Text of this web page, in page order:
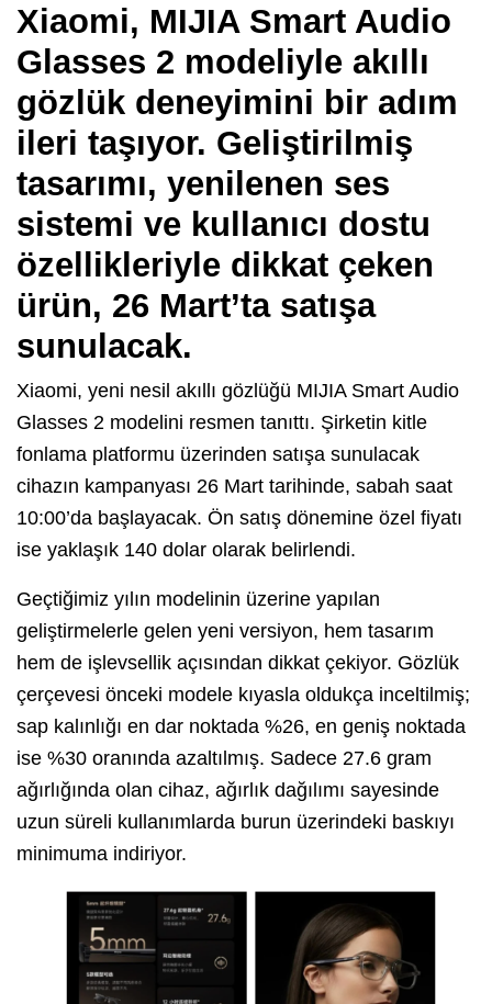
Xiaomi, MIJIA Smart Audio
Glasses 2 modeliyle akıllı
gözlük deneyimini bir adım
ileri taşıyor. Geliştirilmiş
tasarımı, yenilenen ses
sistemi ve kullanıcı dostu
özellikleriyle dikkat çeken
ürün, 26 Mart’ta satışa
sunulacak.
Xiaomi, yeni nesil akıllı gözlüğü MIJIA Smart Audio
Glasses 2 modelini resmen tanıttı. Şirketin kitle
fonlama platformu üzerinden satışa sunulacak
cihazın kampanyası 26 Mart tarihinde, sabah saat
10:00’da başlayacak. Ön satış dönemine özel fiyatı
ise yaklaşık 140 dolar olarak belirlendi.
Geçtiğimiz yılın modelinin üzerine yapılan
geliştirmelerle gelen yeni versiyon, hem tasarım
hem de işlevsellik açısından dikkat çekiyor. Gözlük
çerçevesi önceki modele kıyasla oldukça inceltilmiş;
sap kalınlığı en dar noktada %26, en geniş noktada
ise %30 oranında azaltılmış. Sadece 27.6 gram
ağırlığında olan cihaz, ağırlık dağılımı sayesinde
uzun süreli kullanımlarda burun üzerindeki baskıyı
minimuma indiriyor.